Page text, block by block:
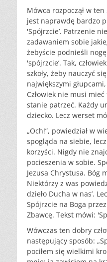
Mówca rozpoczął w
jest naprawdę bardzo
'Spójrzcie’. Patrzenie
zadawaniem sobie
żebyście podnieśli
'spójrzcie’. Tak,
szkoły, żeby nauczyć
największymi
Człowiek nie musi
stanie patrzeć. Każdy
dziecko. Lecz werset
„Och!”, powiedział w
spogląda na siebie,
korzyści. Nigdy nie
pocieszenia w sobie.
Jezusa Chrystusa. Bóg
Niektórzy z was
dzieło Ducha w nas’.
Spójrzcie na Boga
Zbawcę. Tekst mówi:
Wówczas ten dobry
następujący sposób:
pociłem się wielkimi